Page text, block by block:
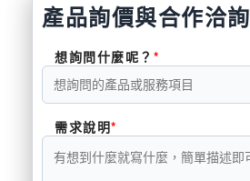
產品詢價與合作洽詢
想詢問什麼呢？
需求說明